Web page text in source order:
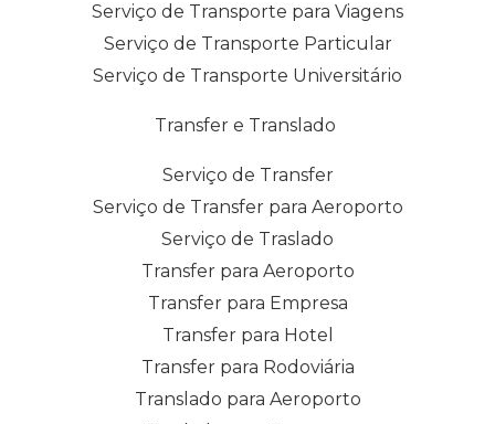
Serviço de Transporte para Viagens
Serviço de Transporte Particular
Serviço de Transporte Universitário
Transfer e Translado
Serviço de Transfer
Serviço de Transfer para Aeroporto
Serviço de Traslado
Transfer para Aeroporto
Transfer para Empresa
Transfer para Hotel
Transfer para Rodoviária
Translado para Aeroporto